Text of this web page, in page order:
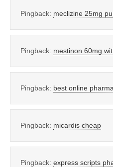
Pingback: meclizine 25mg
Pingback: mestinon 60mg
Pingback: best online
Pingback: micardis cheap
Pingback: express scripts